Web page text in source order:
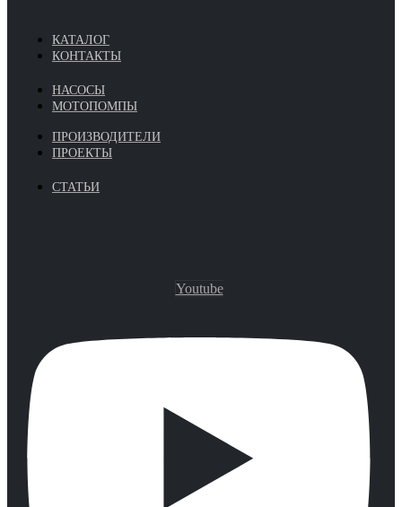
КАТАЛОГ
КОНТАКТЫ
НАСОСЫ
МОТОПОМПЫ
ПРОИЗВОДИТЕЛИ
ПРОЕКТЫ
СТАТЬИ
Youtube